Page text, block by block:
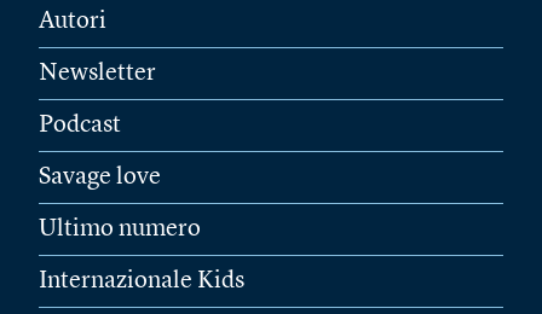
Autori
Newsletter
Podcast
Savage love
Ultimo numero
Internazionale Kids